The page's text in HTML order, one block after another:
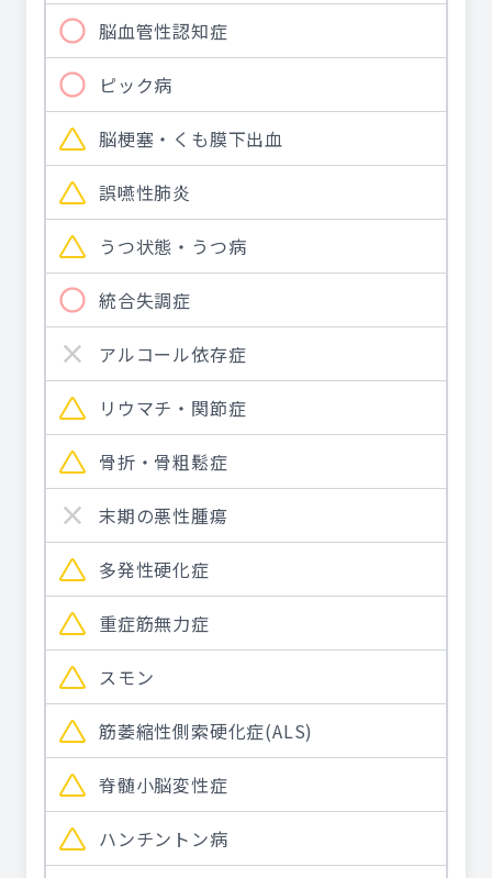
脳血管性認知症
ピック病
脳梗塞・くも膜下出血
誤嚥性肺炎
うつ状態・うつ病
統合失調症
アルコール依存症
リウマチ・関節症
骨折・骨粗鬆症
末期の悪性腫瘍
多発性硬化症
重症筋無力症
スモン
筋萎縮性側索硬化症(ALS)
脊髄小脳変性症
ハンチントン病